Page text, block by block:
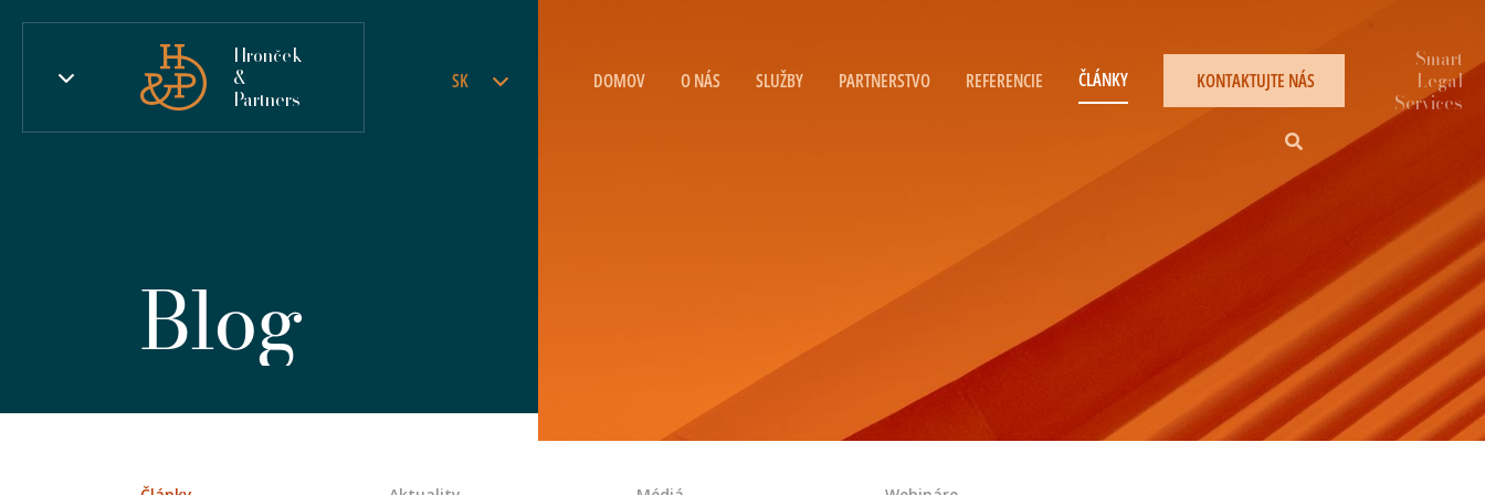
Hronček
&
Partners
SK DOMOV O NÁS SLUŽBY PARTNERSTVO REFERENCIE ČLÁNKY KONTAKTUJTE NÁS
Blog